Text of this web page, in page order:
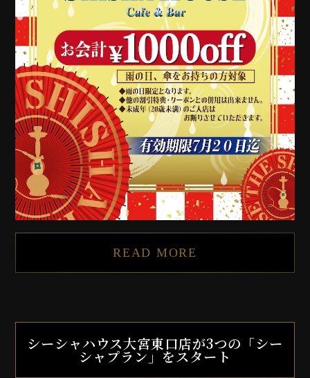
READ MORE
シーシャハウス大宮東口店が3つの「シー
シャプラン」をスタート